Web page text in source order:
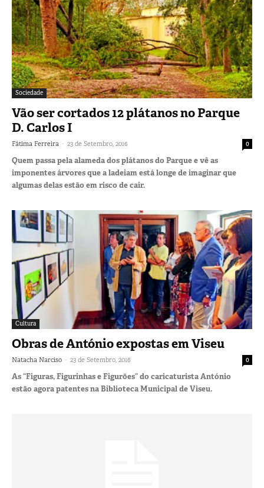
Sociedade
Vão ser cortados 12 plátanos no Parque
D. Carlos I
Fátima Ferreira - 23 de Setembro, 2016 0
Quem passa pela alameda dos plátanos do Parque e vê as
imponentes árvores que a ladeiam está longe de imaginar que
algumas delas estão em risco de cair.
Cultura
Obras de António expostas em Viseu
Natacha Narciso - 23 de Setembro, 2016 0
As “Figuras, Figurinhas e Figurões” do caricaturista António
estão agora patentes na Biblioteca Municipal de Viseu.